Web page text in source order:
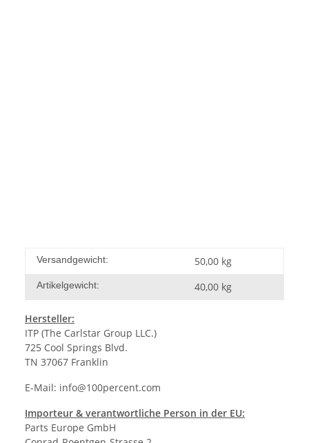
Versandgewicht: 50,00 kg
Artikelgewicht: 40,00 kg
Hersteller:
ITP (The Carlstar Group LLC.)
725 Cool Springs Blvd.
TN 37067 Franklin
E-Mail: info@100percent.com
Importeur & verantwortliche Person in der EU:
Parts Europe GmbH